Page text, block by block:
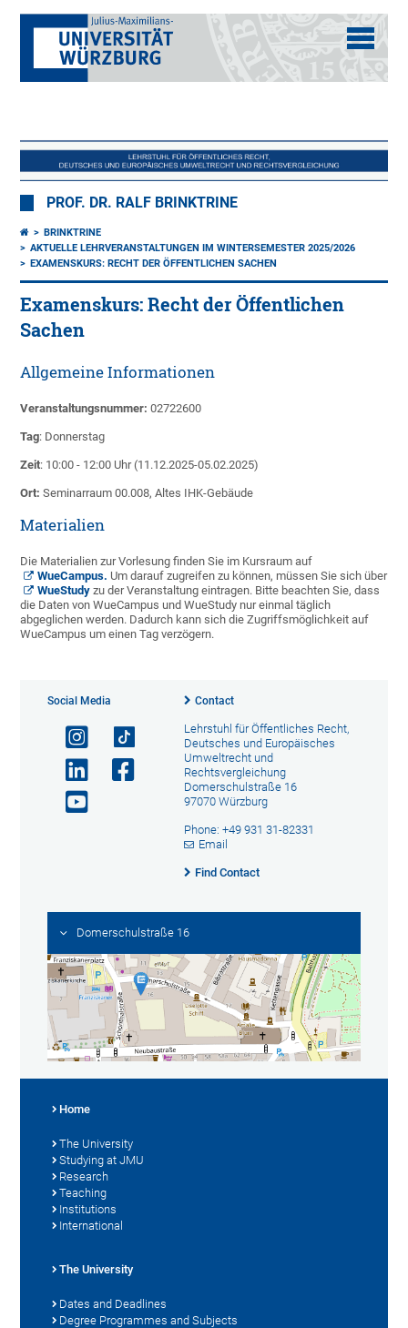
PROF. DR. RALF BRINKTRINE
BRINKTRINE
AKTUELLE LEHRVERANSTALTUNGEN IM WINTERSEMESTER 2025/2026
EXAMENSKURS: RECHT DER ÖFFENTLICHEN SACHEN
Examenskurs: Recht der Öffentlichen
Sachen
Allgemeine Informationen
Veranstaltungsnummer: 02722600
Tag: Donnerstag
Zeit: 10:00 - 12:00 Uhr (11.12.2025-05.02.2025)
Ort: Seminarraum 00.008, Altes IHK-Gebäude
Materialien
Die Materialien zur Vorlesung finden Sie im Kursraum auf
WueCampus. Um darauf zugreifen zu können, müssen Sie sich über
WueStudy zu der Veranstaltung eintragen. Bitte beachten Sie, dass
die Daten von WueCampus und WueStudy nur einmal täglich
abgeglichen werden. Dadurch kann sich die Zugriffsmöglichkeit auf
WueCampus um einen Tag verzögern.
Social Media Contact
Lehrstuhl für Öffentliches Recht,
Deutsches und Europäisches
Umweltrecht und
Rechtsvergleichung
Domerschulstraße 16
97070 Würzburg
Phone: +49 931 31-82331
Email
Find Contact
Domerschulstraße 16
Home
The University
Studying at JMU
Research
Teaching
Institutions
International
The University
Dates and Deadlines
Degree Programmes and Subjects